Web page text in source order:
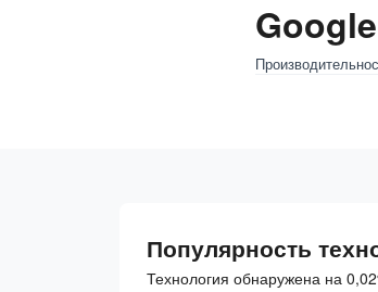
Популярность
Технология обнаружена на